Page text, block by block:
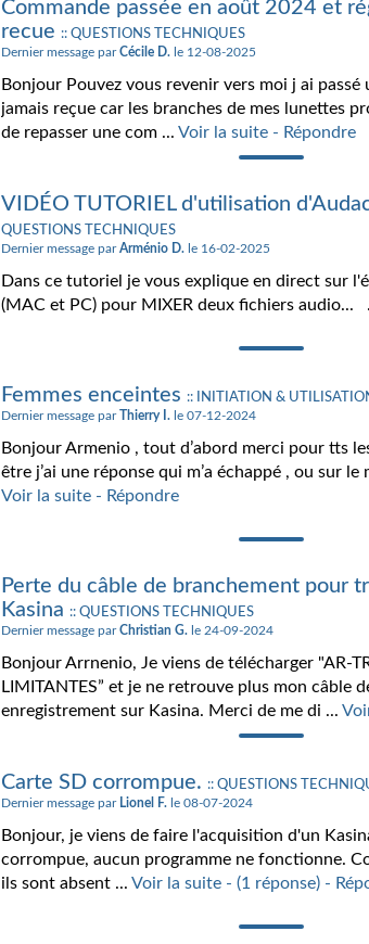
Commande passée en août 2024 et
recue :: QUESTIONS TECHNIQUES
Dernier message parCécile D. le 12-08-2025
Bonjour Pouvez vous revenir vers moi j ai
jamais reçue car les branches de mes lunettes
de repasser une com ...Voir la suite - Répondre
VIDÉO TUTORIEL d'utilisation
QUESTIONS TECHNIQUES
Dernier message parArménio D. le 16-02-2025
Dans ce tutoriel je vous explique en direct sur
(MAC et PC) pour MIXER deux fichiers audio...
Femmes enceintes :: INITIATION &
Dernier message parThierry I. le 07-12-2024
Bonjour Armenio , tout d’abord merci pour tts
être j’ai une réponse qui m’a échappé , ou sur
Voir la suite - Répondre
Perte du câble de branchement pour
Kasina :: QUESTIONS TECHNIQUES
Dernier message parChristian G. le 24-09-2024
Bonjour Arrnenio, Je viens de télécharger "AR-
LIMITANTES” et je ne retrouve plus mon câble
enregistrement sur Kasina. Merci de me di ...
Carte SD corrompue. :: QUESTIONS
Dernier message par Lionel F. le 08-07-2024
Bonjour, je viens de faire l'acquisition d'un
corrompue, aucun programme ne fonctionne.
ils sont absent ...Voir la suite - (1 réponse) -